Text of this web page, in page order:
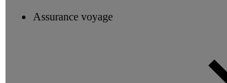
Assurance voyage